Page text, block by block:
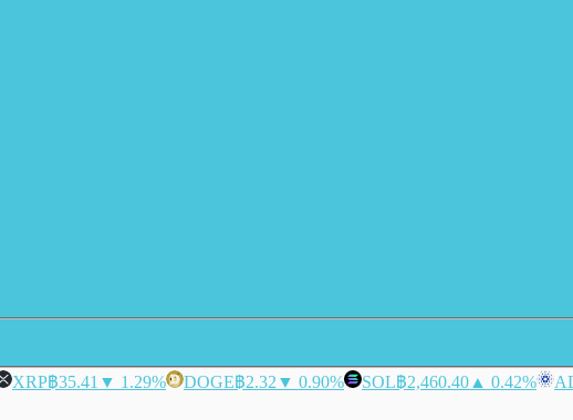
XRP฿35.41 ▼ 1.29% DOGE฿2.32 ▼ 0.90% SOL฿2,460.40 ▲ 0.42%